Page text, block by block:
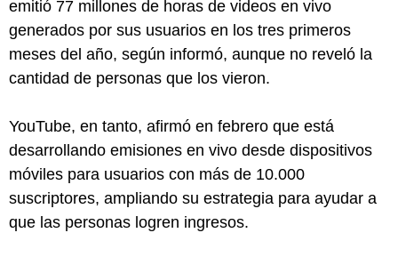
emitió 77 millones de horas de videos en vivo
generados por sus usuarios en los tres primeros
meses del año, según informó, aunque no reveló la
cantidad de personas que los vieron.
YouTube, en tanto, afirmó en febrero que está
desarrollando emisiones en vivo desde dispositivos
móviles para usuarios con más de 10.000
suscriptores, ampliando su estrategia para ayudar a
que las personas logren ingresos.